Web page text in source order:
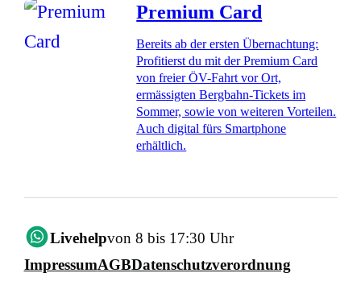
Premium Card
Bereits ab der ersten Übernachtung:
Profitierst du mit der Premium Card
von freier ÖV-Fahrt vor Ort,
ermässigten Bergbahn-Tickets im
Sommer, sowie von weiteren Vorteilen.
Auch digital fürs Smartphone
erhältlich.
Livehelpvon 8 bis 17:30 Uhr
ImpressumAGBDatenschutzverordnung